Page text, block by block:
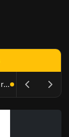
The Batman : Part II – Robert Pattinson replonge dans les ténèbres de Gotham dès octobre 2027